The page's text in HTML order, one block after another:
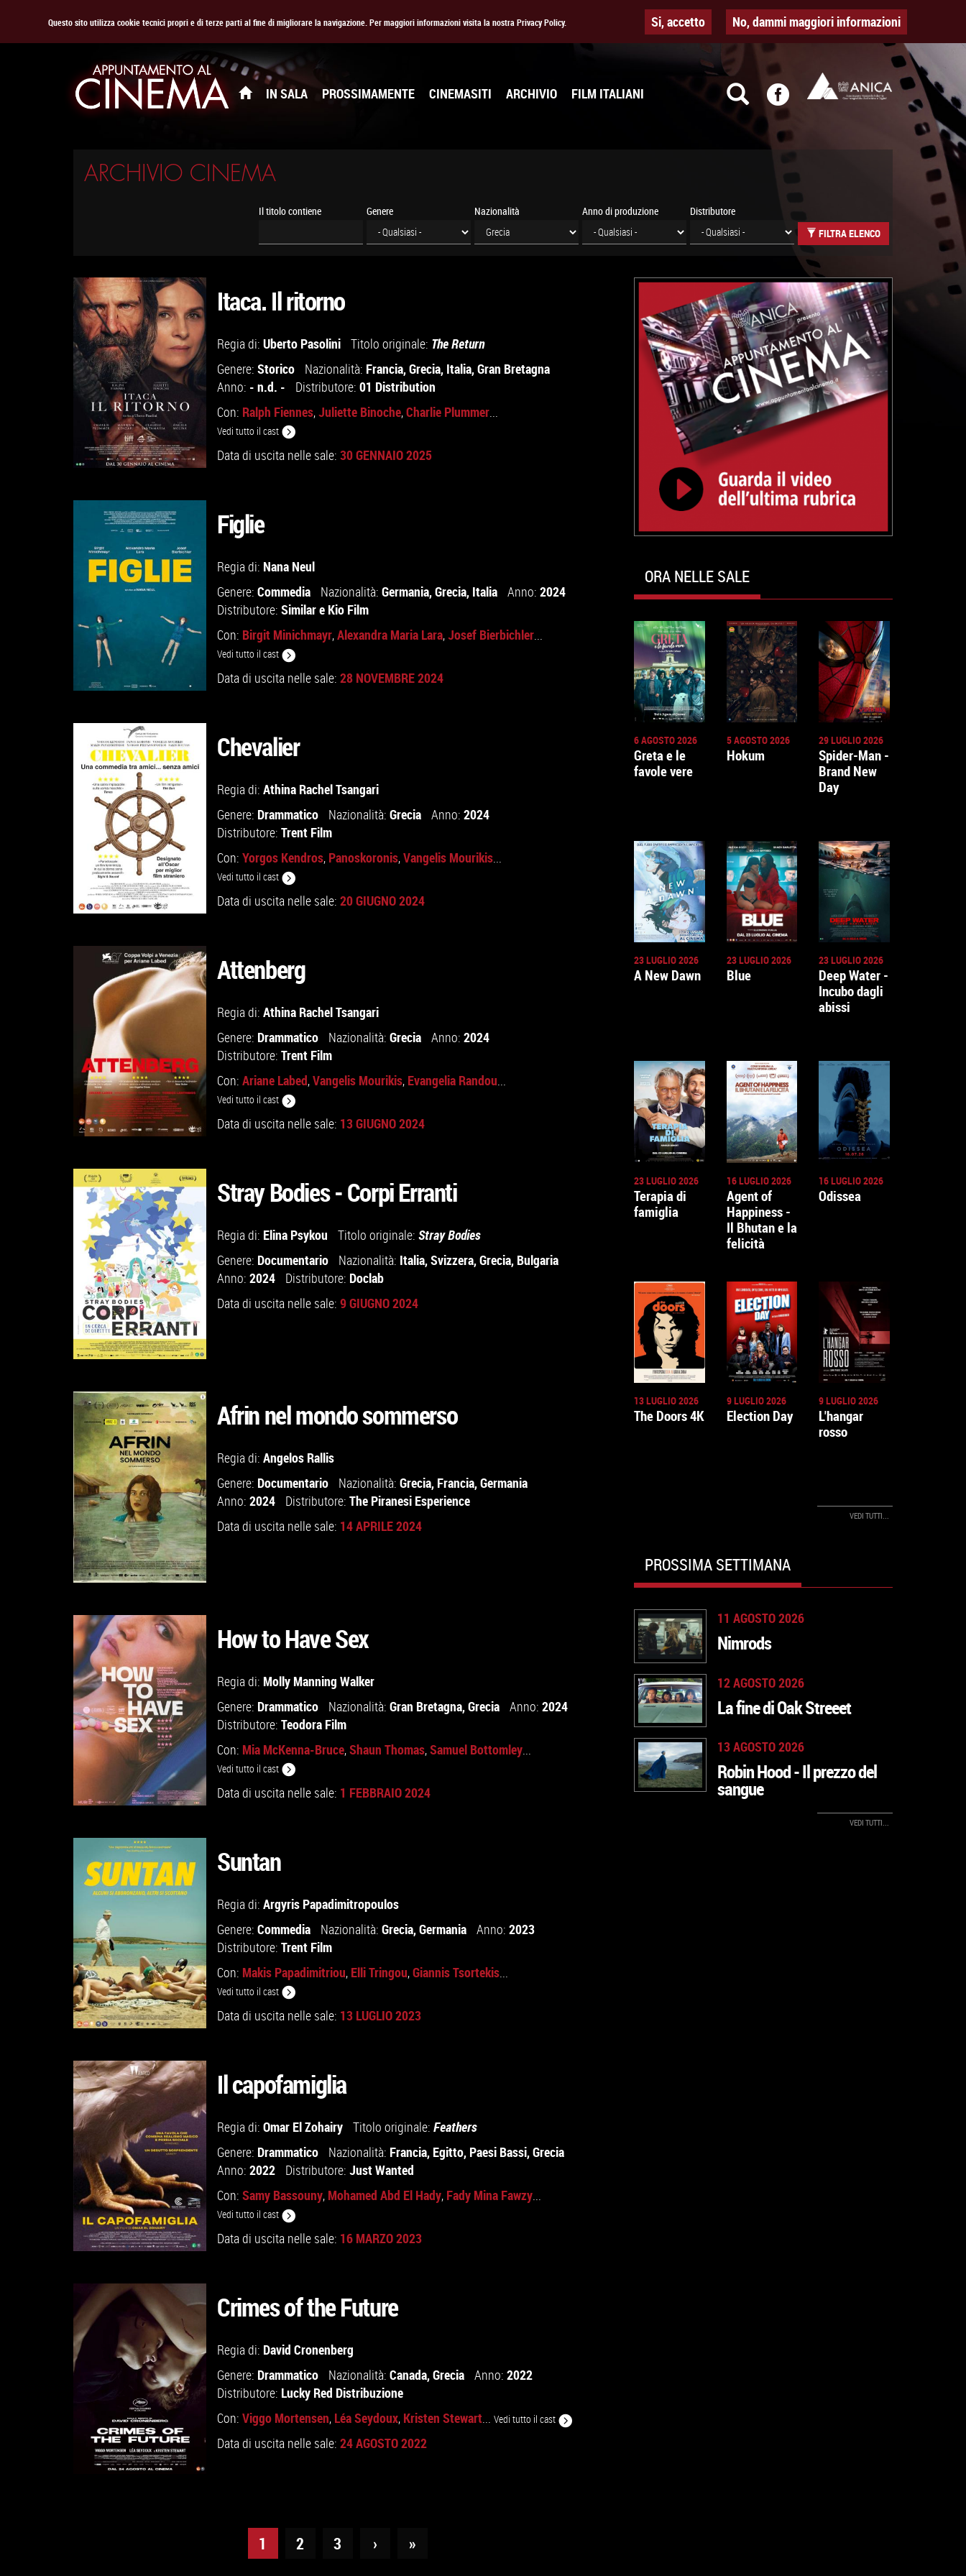
Questo sito utilizza cookie tecnici propri e di terze parti al fine di migliorare la navigazione. Per maggiori informazioni visita la nostra Privacy Policy. Si, accetto No, dammi maggiori informazioni
IN SALA PROSSIMAMENTE CINEMASITI ARCHIVIO FILM ITALIANI
ARCHIVIO CINEMA
Il titolo contiene Genere Nazionalità Anno di produzione
Distributore
FILTRA ELENCO
GUARDA IL TRAILER
Itaca. Il ritorno
Regia di: Uberto Pasolini Titolo originale: The Return
Genere: Storico Nazionalità: Francia,Grecia, Italia,Gran Bretagna
Anno: - n.d. - Distributore: 01 Distribution
Con: Ralph Fiennes,Juliette Binoche,Charlie Plummer
Vedi tutto il cast
Data di uscita nelle sale: 30 GENNAIO 2025
GUARDA IL TRAILER
VAI ALLA SCHEDA
Figlie
Regia di: Nana Neul
Genere: Commedia Nazionalità: Germania,Grecia, Italia Anno: 2024
Distributore: Similare Kio Film
Con: Birgit Minichmayr,Alexandra Maria Lara,Josef Bierbichler...
Vedi tutto il cast
Data di uscita nelle sale: 28 NOVEMBRE 2024
GUARDA IL TRAILER
VAI ALLA SCHEDA
Chevalier
Regia di: Athina Rachel Tsangari
Genere: Drammatico Nazionalità: Grecia Anno: 2024
Distributore: Trent Film
Con: Yorgos Kendros, Panoskoronis,Vangelis Mourikis...
Vedi tutto il cast
Data di uscita nelle sale: 20 GIUGNO 2024
GUARDA IL TRAILER
VAI ALLA SCHEDA
Attenberg
Regia di: Athina Rachel Tsangari
Genere: Drammatico Nazionalità: Grecia Anno: 2024
Distributore: Trent Film
Con: Ariane Labed,Vangelis Mourikis, Evangelia Randou...
Vedi tutto il cast
Data di uscita nelle sale: 13 GIUGNO 2024
GUARDA IL TRAILER
VAI ALLA SCHEDA
Stray Bodies - Corpi Erranti
Regia di: Elina Psykou Titolo originale: Stray Bodies
Genere: Documentario Nazionalità: Italia,Svizzera,Grecia, Bulgaria
Anno: 2024 Distributore: Doclab
Data di uscita nelle sale: 9 GIUGNO 2024
GUARDA IL TRAILER
VAI ALLA SCHEDA
Afrin nel mondo sommerso
Regia di: Angelos Rallis
Genere: Documentario Nazionalità: Grecia, Francia,Germania
Anno: 2024 Distributore: The Piranesi Esperience
Data di uscita nelle sale: 14 APRILE 2024
GUARDA IL TRAILER
VAI ALLA SCHEDA
How to Have Sex
Regia di: Molly Manning Walker
Genere: Drammatico Nazionalità: Gran Bretagna,Grecia Anno: 2024
Distributore: Teodora Film
Con: Mia McKenna-Bruce,Shaun Thomas,Samuel Bottomley
Vedi tutto il cast
Data di uscita nelle sale: 1 FEBBRAIO 2024
GUARDA IL TRAILER
VAI ALLA SCHEDA
Suntan
Regia di: Argyris Papadimitropoulos
Genere: Commedia Nazionalità: Grecia,Germania Anno: 2023
Distributore: Trent Film
Con: Makis Papadimitriou, Elli Tringou,Giannis Tsortekis...
Vedi tutto il cast
Data di uscita nelle sale: 13 LUGLIO 2023
GUARDA IL TRAILER
VAI ALLA SCHEDA
Il capofamiglia
Regia di: Omar El Zohairy Titolo originale: Feathers
Genere: Drammatico Nazionalità: Francia, Egitto, Paesi Bassi,Grecia
Anno: 2022 Distributore: Just Wanted
Con: Samy Bassouny, Mohamed Abd El Hady, Fady Mina Fawzy...
Vedi tutto il cast
Data di uscita nelle sale: 16 MARZO 2023
Crimes of the Future
Regia di: David Cronenberg
Genere: Drammatico Nazionalità: Canada,Grecia Anno: 2022
Distributore: Lucky Red Distribuzione
Con: Viggo Mortensen, Léa Seydoux, Kristen Stewart... Vedi tutto il cast
Data di uscita nelle sale: 24 AGOSTO 2022
1 2 3 › »
ORA NELLE SALE
6 AGOSTO 2026
Greta e le
favole vere
5 AGOSTO 2026
Hokum
29 LUGLIO 2026
Spider-Man -
Brand New
Day
23 LUGLIO 2026
A New Dawn
23 LUGLIO 2026
Blue
23 LUGLIO 2026
Deep Water -
Incubo dagli
abissi
23 LUGLIO 2026
Terapia di
famiglia
16 LUGLIO 2026
Agent of
Happiness -
Il Bhutan e la
felicità
16 LUGLIO 2026
Odissea
13 LUGLIO 2026
The Doors 4K
9 LUGLIO 2026
Election Day
9 LUGLIO 2026
L'hangar
rosso
VEDI TUTTI...
PROSSIMA SETTIMANA
VAI ALLA
SCHEDA
11 AGOSTO 2026
Nimrods
VAI ALLA
SCHEDA
12 AGOSTO 2026
La fine di Oak Streeet
13 AGOSTO 2026
Robin Hood - Il prezzo del
sangue
VEDI TUTTI...